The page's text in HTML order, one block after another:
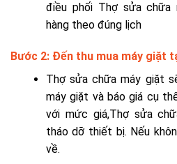
điều phối Thợ sửa chữa
hàng theo đúng lịch
Bước 2: Đến thu mua máy giặt
Thợ sửa chữa máy giặt
máy giặt và báo giá cụ
với mức giá,Thợ sửa
tháo dỡ thiết bị. Nếu
về.